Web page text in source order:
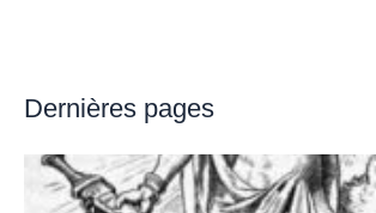
Dernières pages